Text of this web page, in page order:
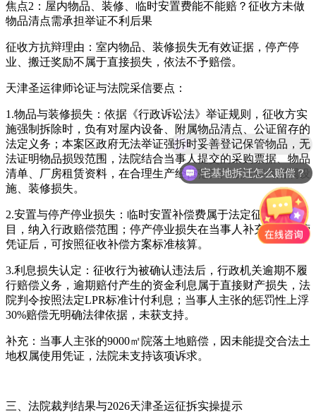
焦点2：屋内物品、装修、临时安置费能不能赔？征收方未做
物品清点需承担举证不利后果
征收方抗辩理由：室内物品、装修损失无有效证据，停产停
业、搬迁奖励不属于直接损失，依法不予赔偿。
天津圣运律师论证与法院采信要点：
1.物品与装修损失：依据《行政诉讼法》举证规则，征收方实
施强制拆除时，负有对屋内设备、附属物品清点、公证留存的
法定义务；本案区政府无法举证强拆时妥善登记保管物品，无
法证明物品损毁范围，法院结合当事人提交的采购票据、物品
清单、厂房租赁资料，在合理生产经营范围内核定室内附属设
施、装修损失。
2.安置与停产停业损失：临时安置补偿费属于法定征收补偿项
目，纳入行政赔偿范围；停产停业损失在当事人补充提交经营
凭证后，可按照征收补偿方案标准核算。
3.利息损失认定：征收行为被确认违法后，行政机关逾期不履
行赔偿义务，逾期赔付产生的资金利息属于直接财产损失，法
院判令按照法定LPR标准计付利息；当事人主张的惩罚性上浮
30%赔偿无明确法律依据，未获支持。
补充：当事人主张的9000㎡院落土地赔偿，因未能提交合法土
地权属使用凭证，法院未支持该项诉求。
三、法院裁判结果与2026天津圣运征拆实操提示
宅基地拆迁怎么赔偿？